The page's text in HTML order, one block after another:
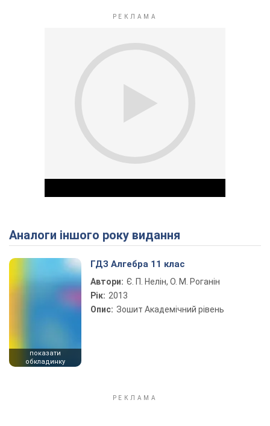
Play Video
Аналоги іншого року видання
показати
обкладинку
ГДЗ Алгебра 11 клас
Автори: Є. П. Нелін, О. М. Роганін
Рік: 2013
Опис: Зошит Академічний рівень